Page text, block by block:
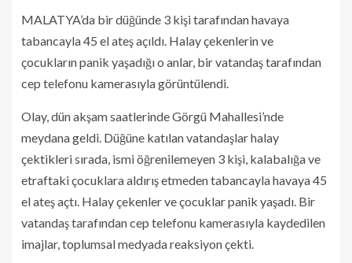
MALATYA’da bir düğünde 3 kişi tarafından havaya
tabancayla 45 el ateş açıldı. Halay çekenlerin ve
çocukların panik yaşadığı o anlar, bir vatandaş tarafından
cep telefonu kamerasıyla görüntülendi.
Olay, dün akşam saatlerinde Görgü Mahallesi’nde
meydana geldi. Düğüne katılan vatandaşlar halay
çektikleri sırada, ismi öğrenilemeyen 3 kişi, kalabalığa ve
etraftaki çocuklara aldırış etmeden tabancayla havaya 45
el ateş açtı. Halay çekenler ve çocuklar panik yaşadı. Bir
vatandaş tarafından cep telefonu kamerasıyla kaydedilen
imajlar, toplumsal medyada reaksiyon çekti.